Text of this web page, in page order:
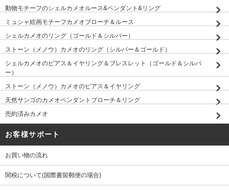
動物モチーフのシェルカメオルース&ペンダント&リング
ミュシャ絵画モチーフカメオブローチ＆ルース
シェルカメオのリング（ゴールド＆シルバー）
ストーン（メノウ）カメオのリング（シルバー＆ゴールド）
シェルカメオのピアス＆イヤリング＆ブレスレット（ゴールド＆シルバ
ー）
ストーン（メノウ）カメオのピアス＆イヤリング
天然サンゴのカメオペンダントブローチ＆リング
売約済みカメオ
お客様サポート
お買い物の流れ
関税について(国際書留郵便の場合)